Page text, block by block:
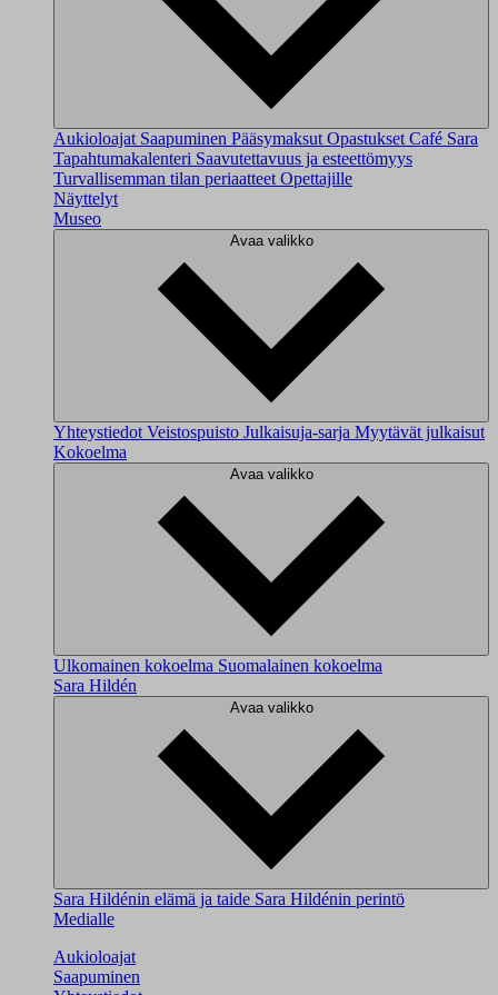
Aukioloajat Saapuminen Pääsymaksut Opastukset Café Sara
Tapahtumakalenteri Saavutettavuus ja esteettömyys
Turvallisemman tilan periaatteet Opettajille
Näyttelyt
Museo
Avaa valikko
Yhteystiedot Veistospuisto Julkaisuja-sarja Myytävät julkaisut
Kokoelma
Avaa valikko
Ulkomainen kokoelma Suomalainen kokoelma
Sara Hildén
Avaa valikko
Sara Hildénin elämä ja taide Sara Hildénin perintö
Medialle
Aukioloajat
Saapuminen